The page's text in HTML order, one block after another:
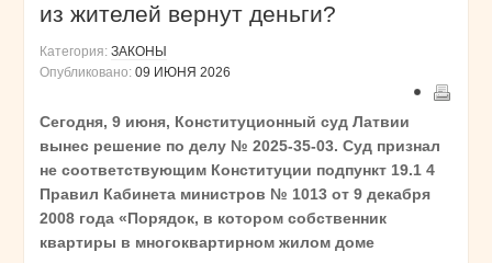
из жителей вернут деньги?
Категория: ЗАКОНЫ
Опубликовано: 09 ИЮНЯ 2026
Сегодня, 9 июня, Конституционный суд Латвии
вынес решение по делу № 2025-35-03. Суд признал
не соответствующим Конституции подпункт 19.1 4
Правил Кабинета министров № 1013 от 9 декабря
2008 года «Порядок, в котором собственник
квартиры в многоквартирном жилом доме